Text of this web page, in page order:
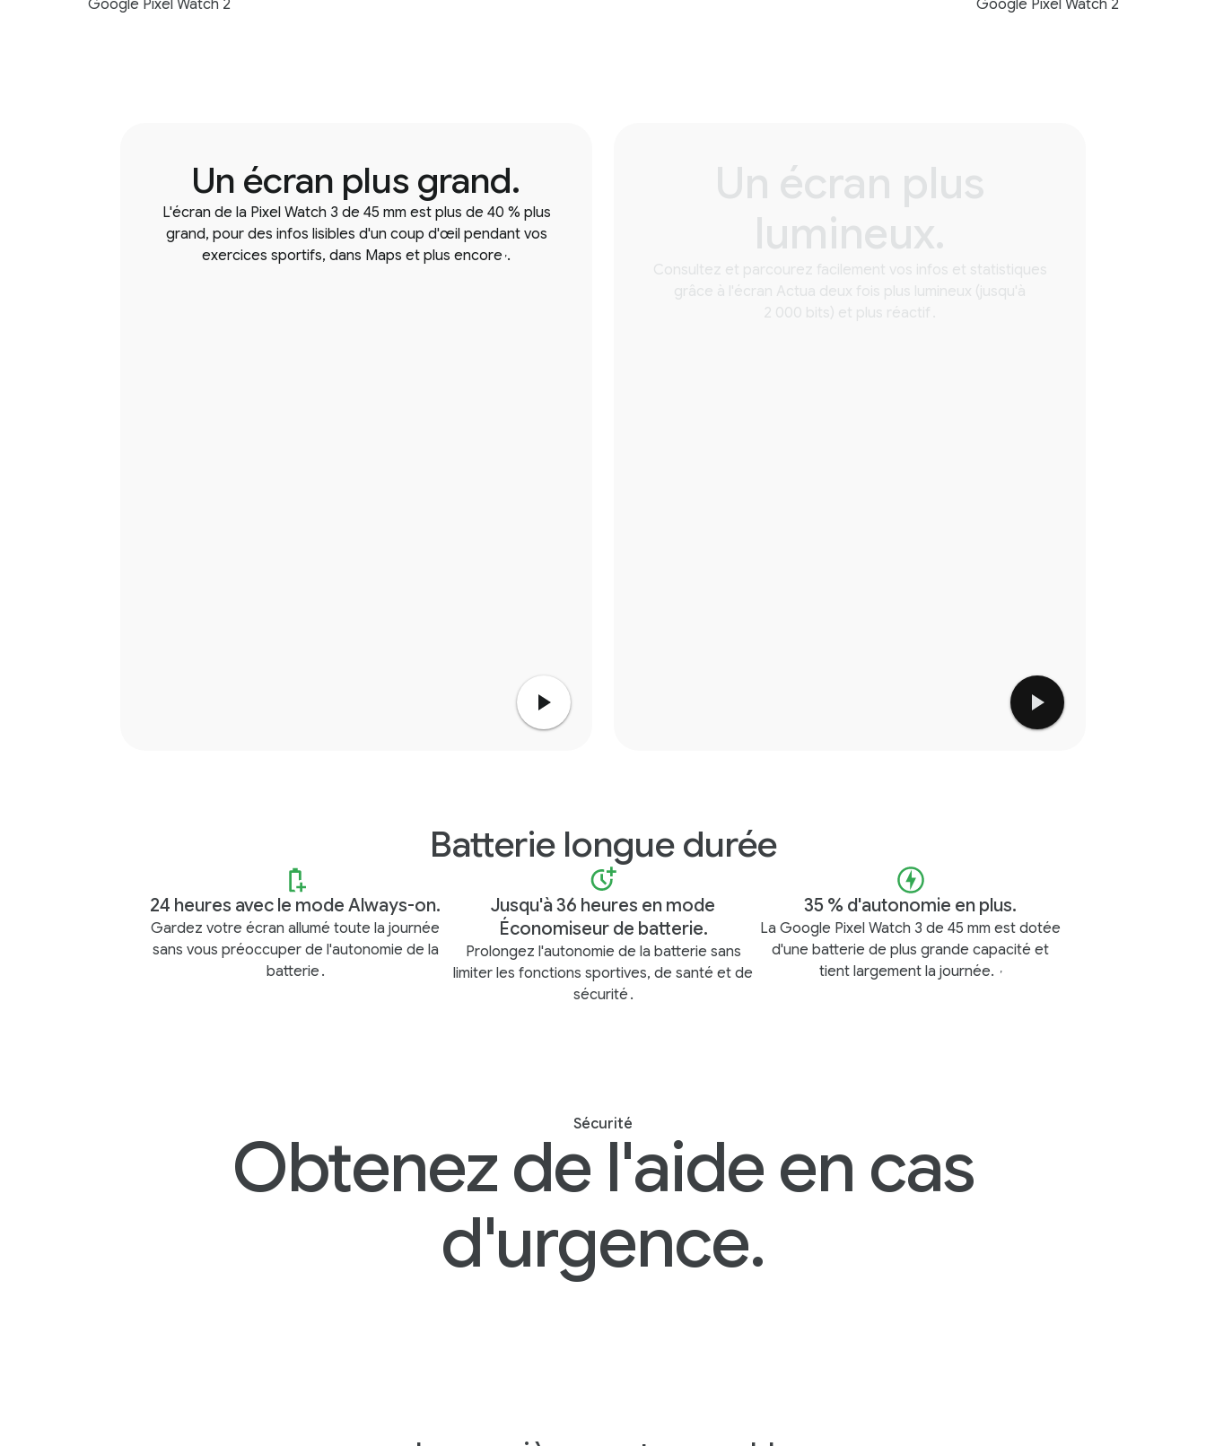
Google Pixel Watch 2
Google Pixel Watch 2
Un écran plus grand.
L'écran de la Pixel Watch 3 de 45 mm est plus de 40 % plus
grand, pour des infos lisibles d'un coup d'œil pendant vos
exercices sportifs, dans Maps et plus encore ,.
Un écran plus
lumineux.
Consultez et parcourez facilement vos infos et statistiques
grâce à l'écran Actua deux fois plus lumineux (jusqu'à
2 000 bits) et plus réactif
Batterie longue durée
24 heures avec le mode Always-on.
Gardez votre écran allumé toute la journée
sans vous préoccuper de l'autonomie de la
batterie .
Jusqu'à 36 heures en mode
Économiseur de batterie.
Prolongez l'autonomie de la batterie sans
limiter les fonctions sportives, de santé et de
sécurité .
35 % d'autonomie en plus.
La Google Pixel Watch 3 de 45 mm est dotée
d'une batterie de plus grande capacité et
tient largement la journée.
,
Sécurité
Obtenez de l'aide en cas
d'urgence.